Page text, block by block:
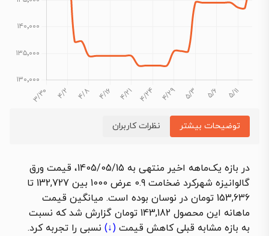
توضیحات بیشتر نظرات کاربران
در بازه یک‌ماهه اخیر منتهی به 1405/05/15، قیمت ورق
گالوانیزه شهرکرد ضخامت 0.9 عرض 1000 بین 132,727 تا
153,636 تومان در نوسان بوده است. میانگین قیمت
ماهانه این محصول 143,182 تومان گزارش شد که نسبت
به بازه مشابه قبلیکاهش قیمت (↓) نسبی را تجربه کرد.